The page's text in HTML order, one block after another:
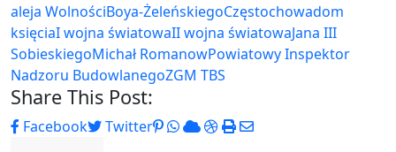
aleja WolnościBoya-ŻeleńskiegoCzęstochowadom
księciaI wojna światowaII wojna światowaJana III
SobieskiegoMichał RomanowPowiatowy Inspektor
Nadzoru BudowlanegoZGM TBS
Share This Post:
Facebook Twitter Pinterest
Whatsapp
CloudStumbleUpon
PrintShare